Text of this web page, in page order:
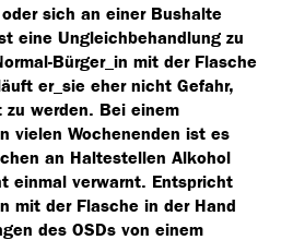
sich an einer Bushalte
eine Ungleichbehandlung zu
Bürger_in mit der Flasche
er_sie eher nicht Gefahr,
zu werden. Bei einem
vielen Wochenenden ist es
an Haltestellen Alkohol
einmal verwarnt. Entspricht
mit der Flasche in der Hand
des OSDs von einem